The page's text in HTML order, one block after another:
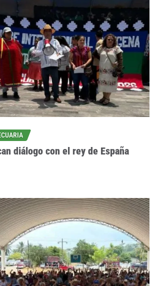
diálogo con el rey de España